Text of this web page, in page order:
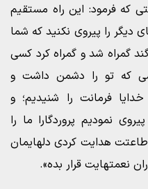
که فرمود: این راه مستقیم
دیگر را پیروی نکنید که شما
گمراه شد و گمراه کرد کسی
که تو را دشمن داشت و
فرمانت را شنیدیم؛ و
نمودیم پروردگارا ما را
طاعتت هدایت کردی دلهایمان
نعمتهایت قرار بده».